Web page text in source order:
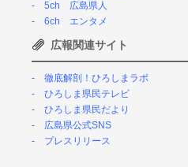
5ch 広島県人
6ch エンタメ
広報関連サイト
徹底解剖！ひろしまラボ
ひろしま県民テレビ
ひろしま県民だより
広島県公式SNS
プレスリリース